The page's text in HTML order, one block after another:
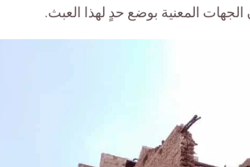
الجهات المعنية بوضع حدٍ لهذا العبث.